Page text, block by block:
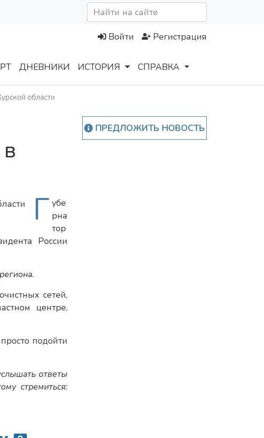
Войти Регистрация
ДНЕВНИКИ ИСТОРИЯ СПРАВКА
области
Г убе
рна
тор
России
сетей,
центре,
подойти
ответы
стремиться:
ПРЕДЛОЖИТЬ НОВОСТЬ